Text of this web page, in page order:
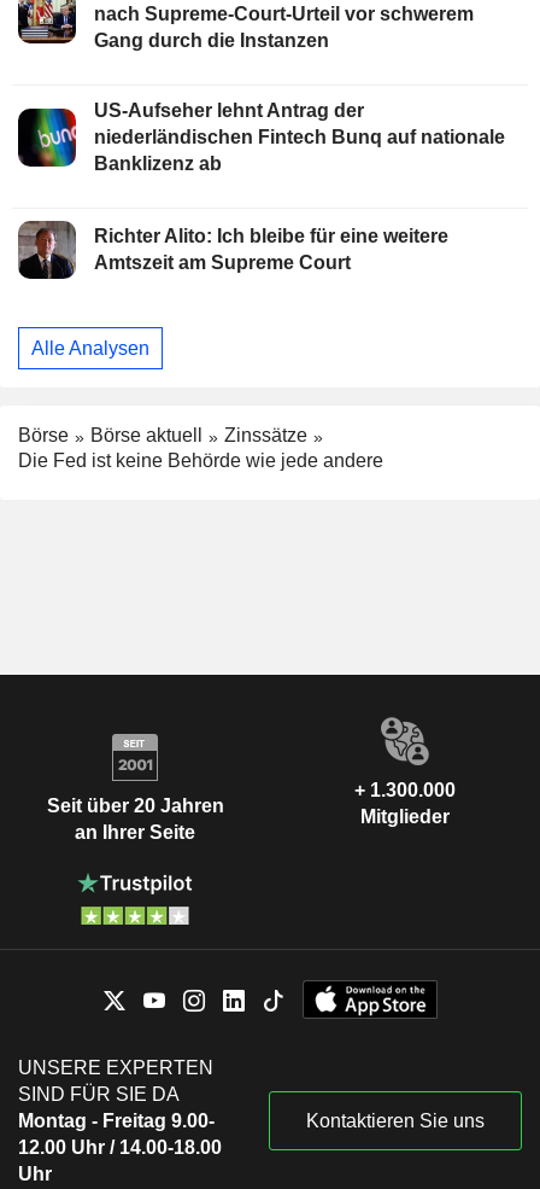
nach Supreme-Court-Urteil vor schwerem
Gang durch die Instanzen
US-Aufseher lehnt Antrag der
niederländischen Fintech Bunq auf nationale
Banklizenz ab
Richter Alito: Ich bleibe für eine weitere
Amtszeit am Supreme Court
Alle Analysen
Börse Börse aktuell
Zinssätze
Die Fed ist keine Behörde wie jede andere
Seit über 20 Jahren
an Ihrer Seite
+ 1.300.000
Mitglieder
UNSERE EXPERTEN
SIND FÜR SIE DA
Montag - Freitag 9.00-
12.00 Uhr / 14.00-18.00
Uhr
Kontaktieren Sie uns